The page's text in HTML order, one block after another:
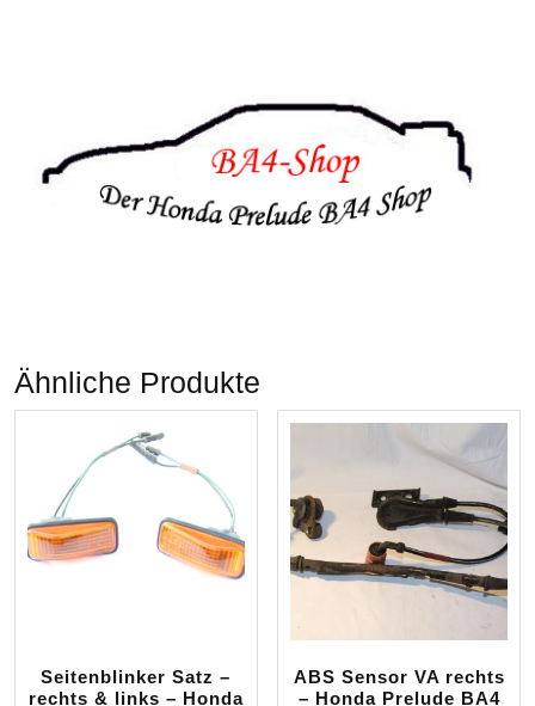
Ähnliche Produkte
Seitenblinker Satz –
rechts & links – Honda
ABS Sensor VA rechts
– Honda Prelude BA4